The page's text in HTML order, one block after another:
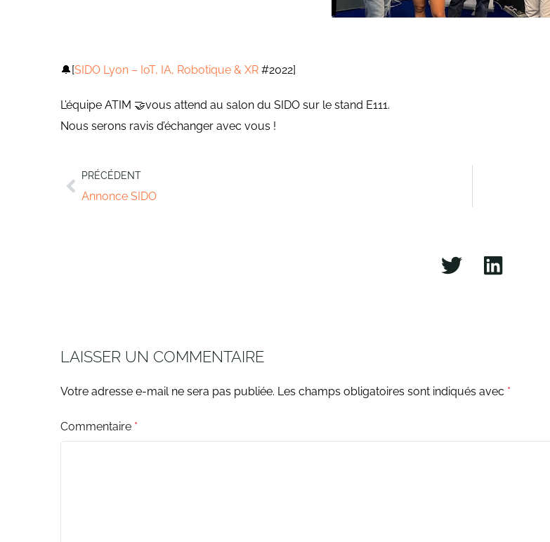
🔔[SIDO Lyon – IoT, IA, Robotique & XR #2022]
L’équipe ATIM 🤝vous attend au salon du SIDO sur le stand E111.
Nous serons ravis d’échanger avec vous !
PRÉCÉDENT
Annonce SIDO
LAISSER UN COMMENTAIRE
Votre adresse e-mail ne sera pas publiée. Les champs obligatoires sont indiqués avec *
Commentaire *